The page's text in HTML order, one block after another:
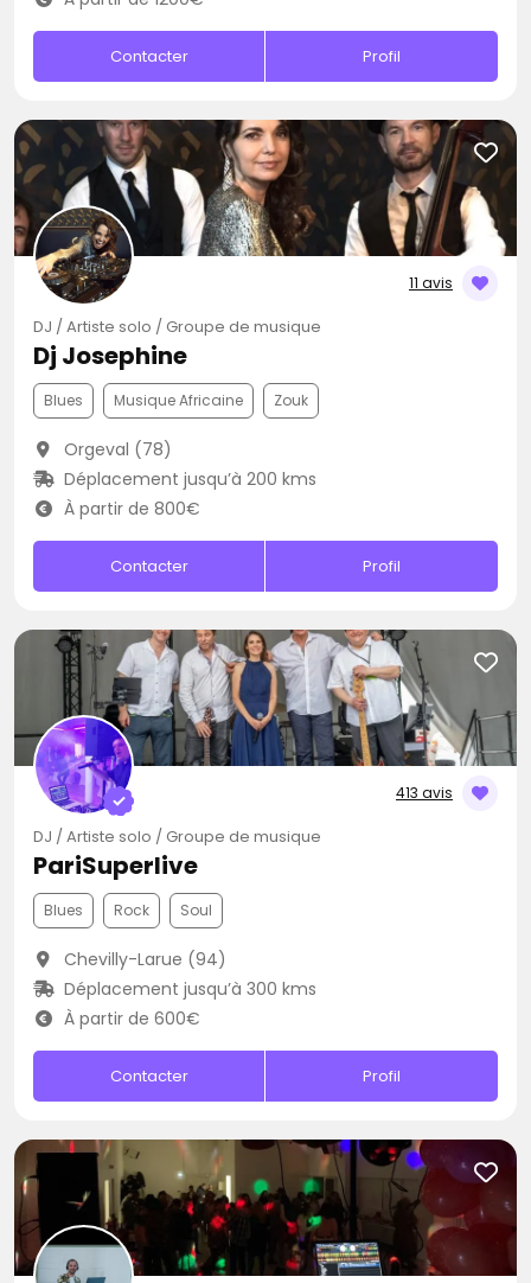
Contacter Profil
11 avis
DJ / Artiste solo / Groupe de musique
Dj Josephine
Blues Musique Africaine Zouk
Orgeval (78)
Déplacement jusqu’à 200 kms
À partir de 800€
Contacter Profil
413 avis
DJ / Artiste solo / Groupe de musique
PariSuperlive
Blues Rock Soul
Chevilly-Larue (94)
Déplacement jusqu’à 300 kms
À partir de 600€
Contacter Profil